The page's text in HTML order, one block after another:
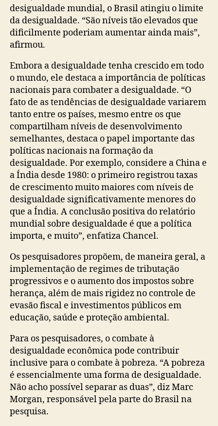
desigualdade mundial, o Brasil atingiu o limite
da desigualdade. “São níveis tão elevados que
dificilmente poderiam aumentar ainda mais”,
afirmou.
Embora a desigualdade tenha crescido em todo
o mundo, ele destaca a importância de políticas
nacionais para combater a desigualdade. “O
fato de as tendências de desigualdade variarem
tanto entre os países, mesmo entre os que
compartilham níveis de desenvolvimento
semelhantes, destaca o papel importante das
políticas nacionais na formação da
desigualdade. Por exemplo, considere a China e
a Índia desde 1980: o primeiro registrou taxas
de crescimento muito maiores com níveis de
desigualdade significativamente menores do
que a Índia. A conclusão positiva do relatório
mundial sobre desigualdade é que a política
importa, e muito”, enfatiza Chancel.
Os pesquisadores propõem, de maneira geral, a
implementação de regimes de tributação
progressivos e o aumento dos impostos sobre
herança, além de mais rigidez no controle de
evasão fiscal e investimentos públicos em
educação, saúde e proteção ambiental.
Para os pesquisadores, o combate à
desigualdade econômica pode contribuir
inclusive para o combate à pobreza. “A pobreza
é essencialmente uma forma de desigualdade.
Não acho possível separar as duas”, diz Marc
Morgan, responsável pela parte do Brasil na
pesquisa.